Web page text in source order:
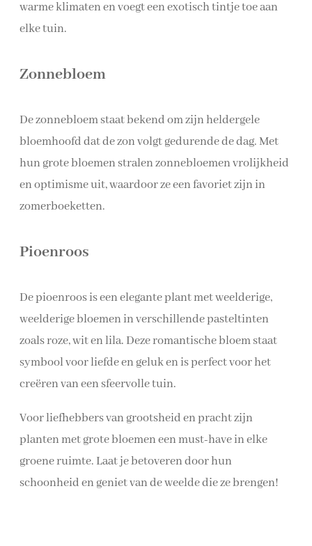
warme klimaten en voegt een exotisch tintje toe aan
elke tuin.
Zonnebloem
De zonnebloem staat bekend om zijn heldergele
bloemhoofd dat de zon volgt gedurende de dag. Met
hun grote bloemen stralen zonnebloemen vrolijkheid
en optimisme uit, waardoor ze een favoriet zijn in
zomerboeketten.
Pioenroos
De pioenroos is een elegante plant met weelderige,
weelderige bloemen in verschillende pasteltinten
zoals roze, wit en lila. Deze romantische bloem staat
symbool voor liefde en geluk en is perfect voor het
creëren van een sfeervolle tuin.
Voor liefhebbers van grootsheid en pracht zijn
planten met grote bloemen een must-have in elke
groene ruimte. Laat je betoveren door hun
schoonheid en geniet van de weelde die ze brengen!